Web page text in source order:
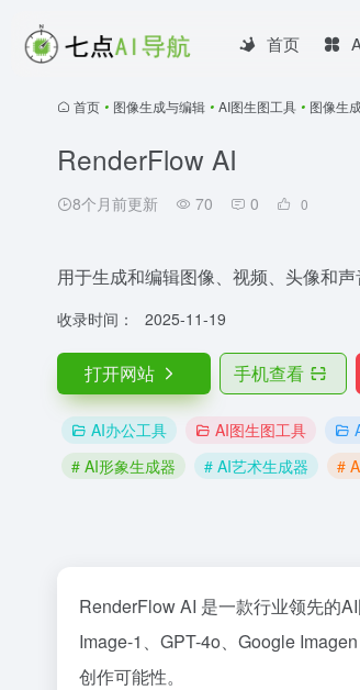
首页
首页 • 图像生成与编辑 • AI图生图工具 • 图像生
RenderFlow AI
8个月前更新 70 0 0
用于生成和编辑图像、视频、头像和声
收录时间： 2025-11-19
打开网站 手机查看
AI办公工具 AI图生图工具
# AI形象生成器
# AI艺术生成器 #
RenderFlow AI 是一款行业领先的
Image-1、GPT-4o、Google
创作可能性。